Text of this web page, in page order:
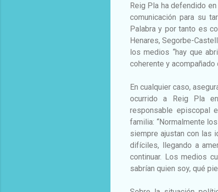
Reig Pla ha defendido
comunicación para su
Palabra y por tanto es
Henares, Segorbe-
los medios “hay que
coherente y acompañado
En cualquier caso,
ocurrido a Reig Pla
responsable episcopal
familia: “Normalmente
siempre ajustan con las
difíciles, llegando a
continuar. Los medios
sabrían quien soy, qué